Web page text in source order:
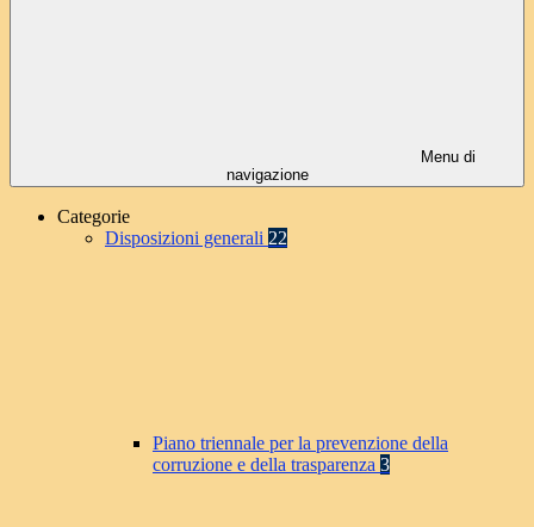
Menu di
navigazione
Categorie
Disposizioni generali 22
Piano triennale per la prevenzione della
corruzione e della trasparenza 3